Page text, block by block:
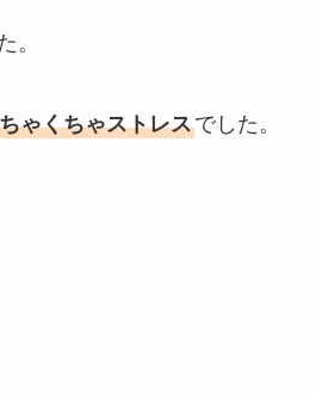
。
ゃくちゃストレスでした。